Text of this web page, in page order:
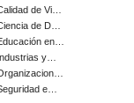
de Vi…
de D…
en…
Industrias y…
e…